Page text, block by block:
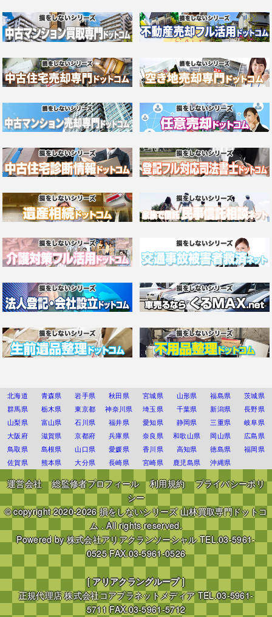
北海道 青森県 岩手県 秋田県 宮城県 山形県 福島県
茨城県
群馬県
栃木県 東京都 神奈川県 埼玉県 千葉県 新潟県
長野県
山梨県
富山県 石川県 福井県 愛知県 静岡県 三重県
岐阜県
大阪府
滋賀県 京都府 兵庫県 奈良県 和歌山県 岡山県
広島県
鳥取県
島根県 山口県 愛媛県 香川県 高知県 徳島県
福岡県
佐賀県
熊本県 大分県 長崎県 宮崎県 鹿児島県 沖縄県
運営会社 総監修者プロフィール 利用規約
プライバシーポリ
シー
© copyright 2020-2026損をしないシリーズ 山林買取専門ドットコ
ム . All rights reserved.
Powered by株式会社アリアクランソーシャルTEL.03-5961-
0525 FAX.03-5961-0526
[アリアクラングループ]
正規代理店株式会社コアプラネットメディアTEL.03-5961-
5711 FAX.03-5961-5712